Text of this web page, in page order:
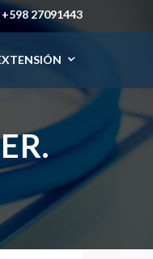
+598 27091443